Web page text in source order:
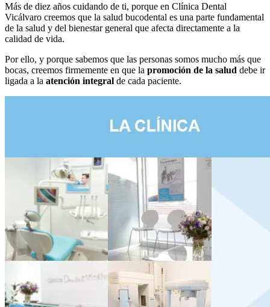
Más de diez años cuidando de ti, porque en Clínica Dental
Vicálvaro creemos que la salud bucodental es una parte fundamental
de la salud y del bienestar general que afecta directamente a la
calidad de vida.
Por ello, y porque sabemos que las personas somos mucho más que
bocas, creemos firmemente en que la promoción de la salud debe ir
ligada a la atención integral de cada paciente.